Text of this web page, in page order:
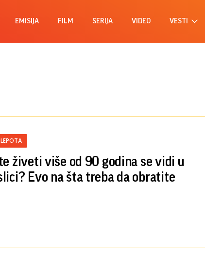
EMISIJA FILM SERIJA VIDEO VESTI
živeti više od 90 godina se vidi u
Evo na šta treba da obratite